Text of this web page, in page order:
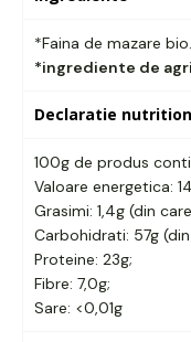
*Faina de mazare bio.
*ingrediente de
Declaratie
100g de produs
Valoare energetica:
Grasimi: 1,4g (din
Carbohidrati: 57g
Proteine: 23g;
Fibre: 7,0g;
Sare: <0,01g